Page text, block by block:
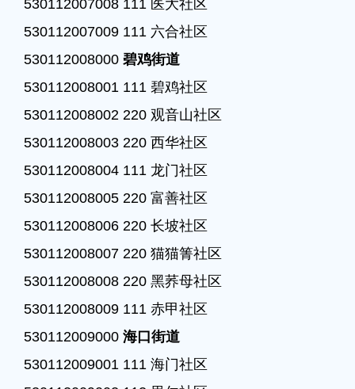
530112007008 111 医大社区
530112007009 111 六合社区
530112008000 碧鸡街道
530112008001 111 碧鸡社区
530112008002 220 观音山社区
530112008003 220 西华社区
530112008004 111 龙门社区
530112008005 220 富善社区
530112008006 220 长坡社区
530112008007 220 猫猫箐社区
530112008008 220 黑荞母社区
530112008009 111 赤甲社区
530112009000 海口街道
530112009001 111 海门社区